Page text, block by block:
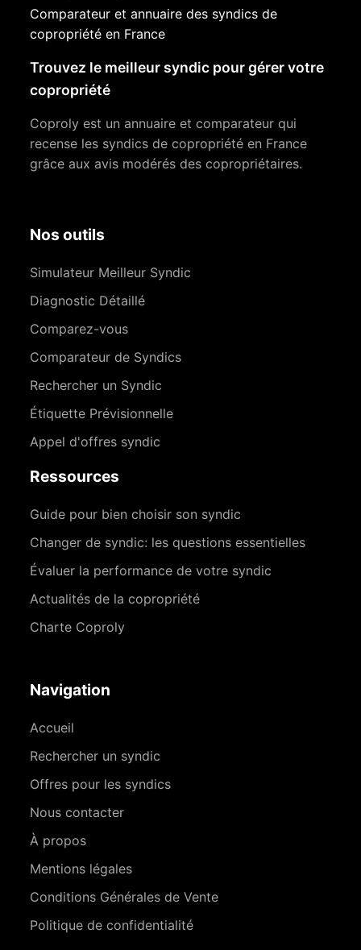
Comparateur et annuaire des syndics de
copropriété en France
Trouvez le meilleur syndic pour gérer votre
copropriété
Coproly est un annuaire et comparateur qui
recense les syndics de copropriété en France
grâce aux avis modérés des copropriétaires.
Nos outils
Simulateur Meilleur Syndic
Diagnostic Détaillé
Comparez-vous
Comparateur de Syndics
Rechercher un Syndic
Étiquette Prévisionnelle
Appel d'offres syndic
Ressources
Guide pour bien choisir son syndic
Changer de syndic: les questions essentielles
Évaluer la performance de votre syndic
Actualités de la copropriété
Charte Coproly
Navigation
Accueil
Rechercher un syndic
Offres pour les syndics
Nous contacter
À propos
Mentions légales
Conditions Générales de Vente
Politique de confidentialité